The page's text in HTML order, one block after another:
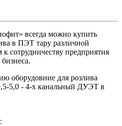
всегда можно купить
в ПЭТ тару различной
сотрудничеству предприятия
оборудовние для розлива
5,0 - 4-х канальный ДУЭТ в